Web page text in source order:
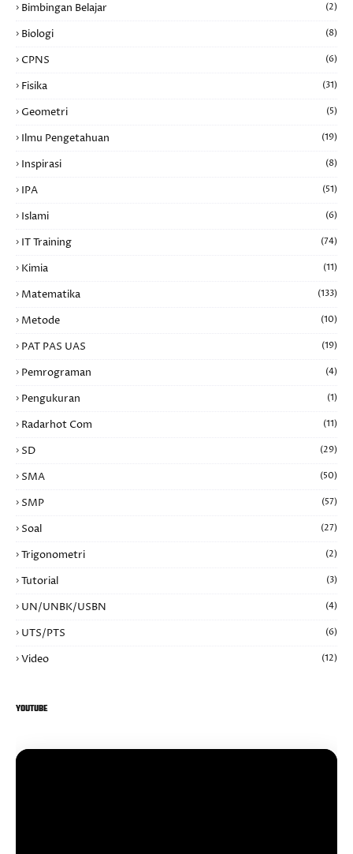
Bimbingan Belajar (2)
Biologi (8)
CPNS (6)
Fisika (31)
Geometri (5)
Ilmu Pengetahuan (19)
Inspirasi (8)
IPA (51)
Islami (6)
IT Training (74)
Kimia (11)
Matematika (133)
Metode (10)
PAT PAS UAS (19)
Pemrograman (4)
Pengukuran (1)
Radarhot Com (11)
SD (29)
SMA (50)
SMP (57)
Soal (27)
Trigonometri (2)
Tutorial (3)
UN/UNBK/USBN (4)
UTS/PTS (6)
Video (12)
YOUTUBE